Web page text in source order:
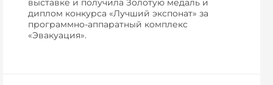
выставке и получила Золотую медаль и
диплом конкурса «Лучший экспонат» за
программно-аппаратный комплекс
«Эвакуация».